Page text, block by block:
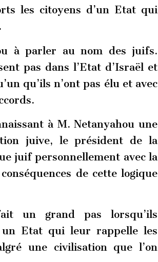
les citoyens d’un Etat qui
à parler au nom des juifs.
pas dans l’Etat d’Israël et
qu’ils n’ont pas élu et avec
à M. Netanyahou une
juive, le président de la
juif personnellement avec la
de cette logique
un grand pas lorsqu’ils
un Etat qui leur rappelle les
une civilisation que l’on